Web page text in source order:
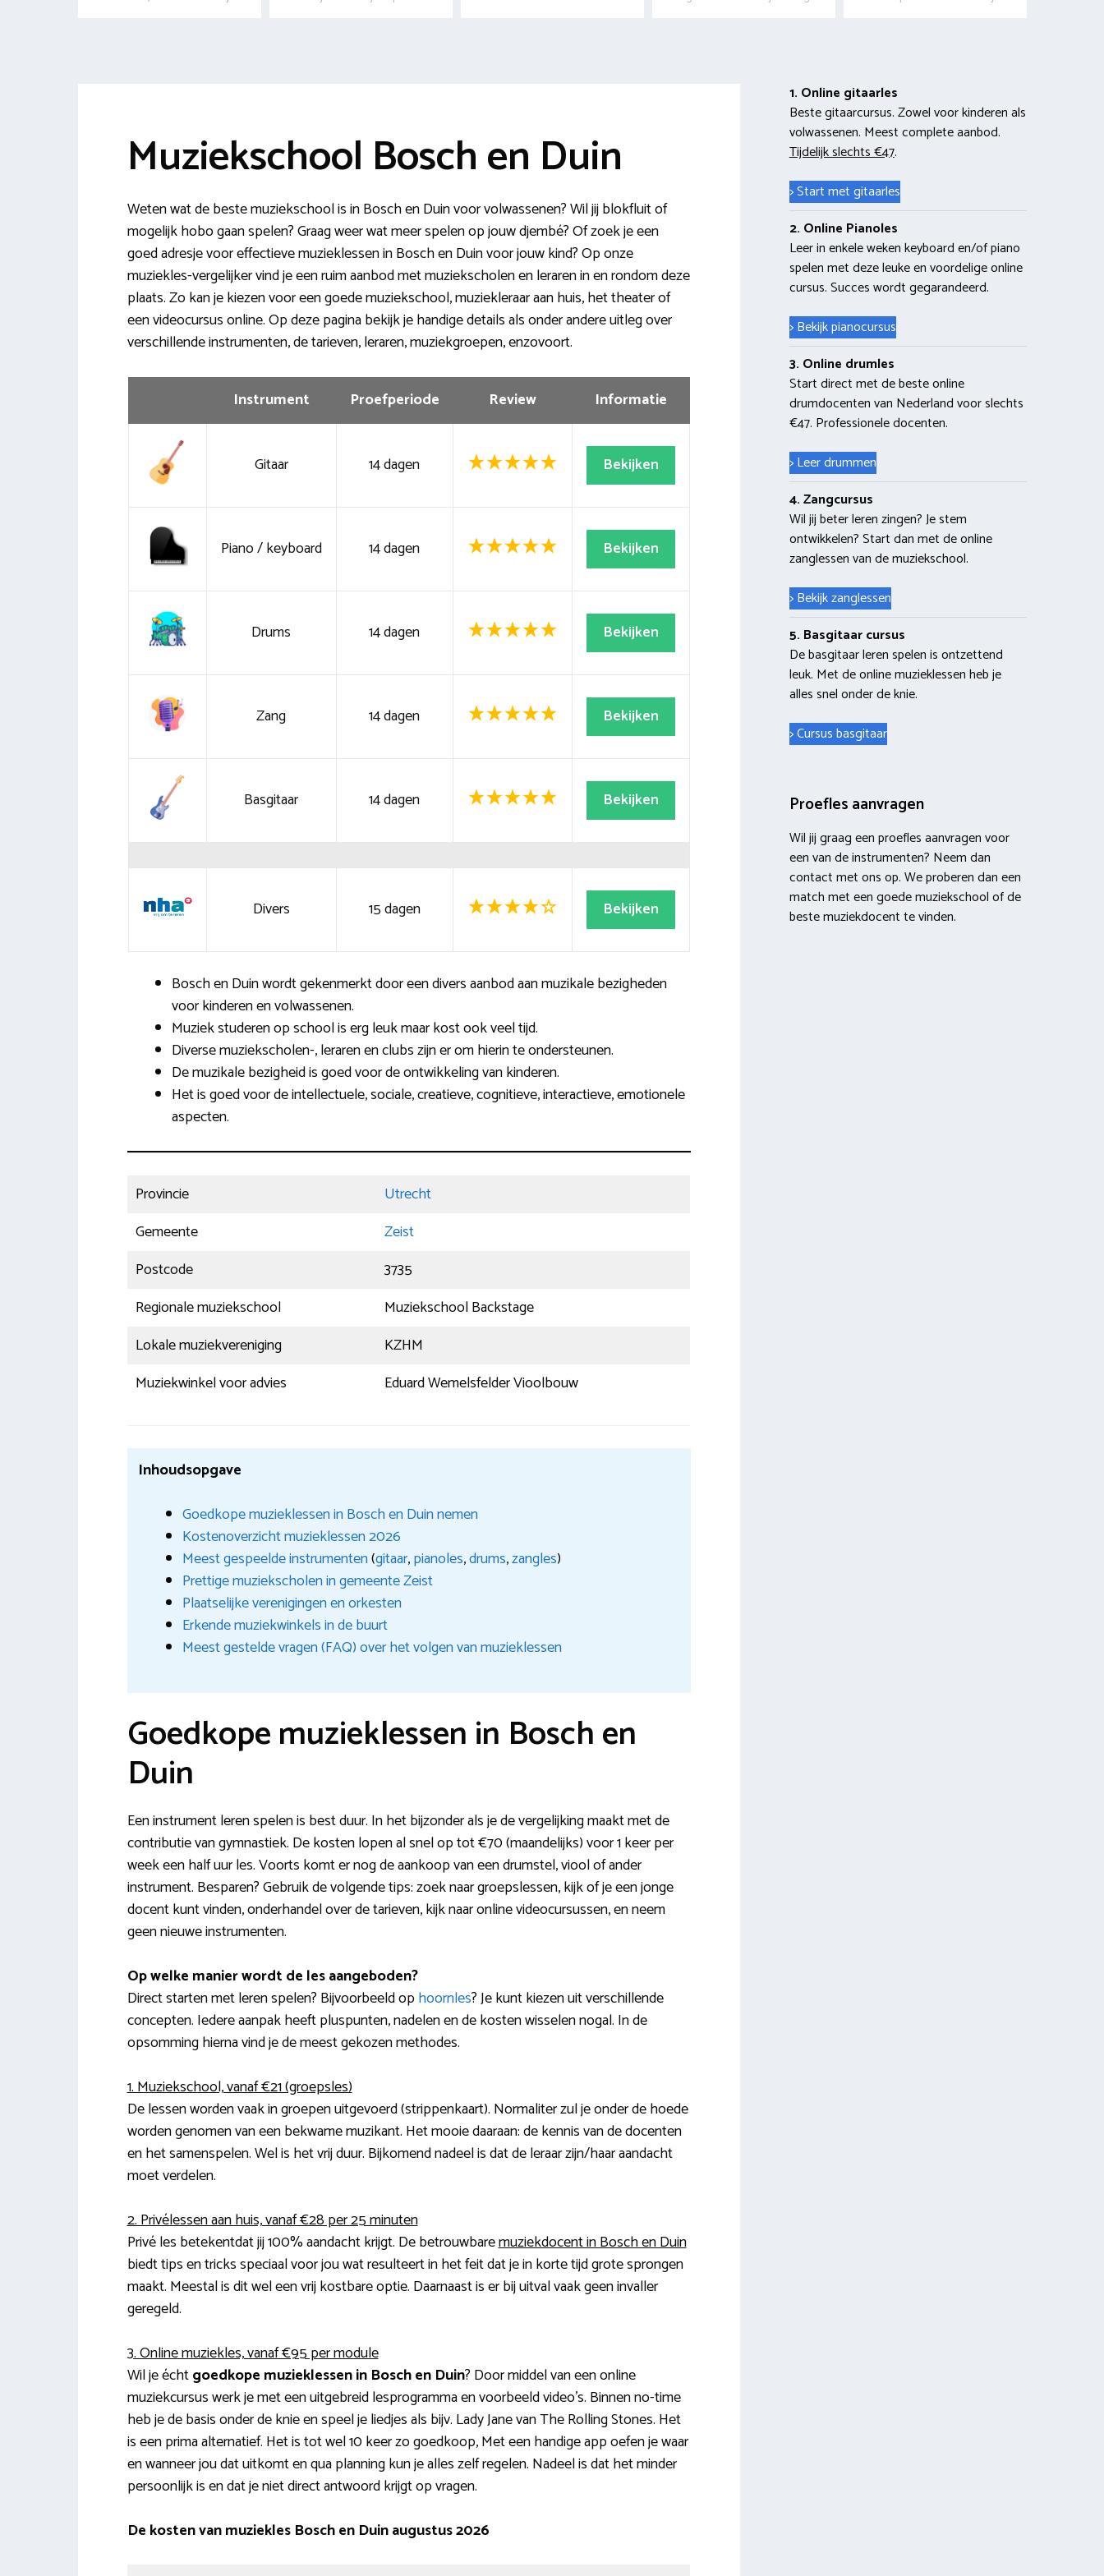
Muziekschool Bosch en Duin
Weten wat de beste muziekschool is in Bosch en Duin voor volwassenen? Wil jij blokfluit of
mogelijk hobo gaan spelen? Graag weer wat meer spelen op jouw djembé? Of zoek je een
goed adresje voor effectieve muzieklessen in Bosch en Duin voor jouw kind? Op onze
muziekles-vergelijker vind je een ruim aanbod met muziekscholen en leraren in en rondom deze
plaats. Zo kan je kiezen voor een goede muziekschool, muziekleraar aan huis, het theater of
een videocursus online. Op deze pagina bekijk je handige details als onder andere uitleg over
verschillende instrumenten, de tarieven, leraren, muziekgroepen, enzovoort.
Instrument Proefperiode Review Informatie
Gitaar 14 dagen Bekijken
Piano / keyboard 14 dagen Bekijken
Drums 14 dagen Bekijken
Zang 14 dagen Bekijken
Basgitaar 14 dagen Bekijken
Divers 15 dagen Bekijken
Bosch en Duin wordt gekenmerkt door een divers aanbod aan muzikale bezigheden
voor kinderen en volwassenen.
Muziek studeren op school is erg leuk maar kost ook veel tijd.
Diverse muziekscholen-, leraren en clubs zijn er om hierin te ondersteunen.
De muzikale bezigheid is goed voor de ontwikkeling van kinderen.
Het is goed voor de intellectuele, sociale, creatieve, cognitieve, interactieve, emotionele
aspecten.
Provincie
Utrecht
Gemeente
Zeist
Postcode
3735
Regionale muziekschool
Muziekschool Backstage
Lokale muziekvereniging
KZHM
Muziekwinkel voor advies
Eduard Wemelsfelder Vioolbouw
Inhoudsopgave
Goedkope muzieklessen in Bosch en Duin nemen
Kostenoverzicht muzieklessen 2026
Meest gespeelde instrumenten(gitaar,pianoles,drums,zangles)
Prettige muziekscholen in gemeente Zeist
Plaatselijke verenigingen en orkesten
Erkende muziekwinkels in de buurt
Meest gestelde vragen (FAQ) over het volgen van muzieklessen
Goedkope muzieklessen in Bosch en
Duin
Een instrument leren spelen is best duur. In het bijzonder als je de vergelijking maakt met de
contributie van gymnastiek. De kosten lopen al snel op tot €70 (maandelijks) voor 1 keer per
week een half uur les. Voorts komt er nog de aankoop van een drumstel, viool of ander
instrument. Besparen? Gebruik de volgende tips: zoek naar groepslessen, kijk of je een jonge
docent kunt vinden, onderhandel over de tarieven, kijk naar online videocursussen, en neem
geen nieuwe instrumenten.
Op welke manier wordt de les aangeboden?
Direct starten met leren spelen? Bijvoorbeeld ophoornles? Je kunt kiezen uit verschillende
concepten. Iedere aanpak heeft pluspunten, nadelen en de kosten wisselen nogal. In de
opsomming hierna vind je de meest gekozen methodes.
1. Muziekschool, vanaf €21 (groepsles)
De lessen worden vaak in groepen uitgevoerd (strippenkaart). Normaliter zul je onder de hoede
worden genomen van een bekwame muzikant. Het mooie daaraan: de kennis van de docenten
en het samenspelen. Wel is het vrij duur. Bijkomend nadeel is dat de leraar zijn/haar aandacht
moet verdelen.
2. Privélessen aan huis, vanaf €28 per 25 minuten
Privé les betekentdat jij 100% aandacht krijgt. De betrouwbaremuziekdocent in Bosch en Duin
biedt tips en tricks speciaal voor jou wat resulteert in het feit dat je in korte tijd grote sprongen
maakt. Meestal is dit wel een vrij kostbare optie. Daarnaast is er bij uitval vaak geen invaller
geregeld.
3. Online muziekles, vanaf €95 per module
Wil je échtgoedkope muzieklessen in Bosch en Duin? Door middel van een online
muziekcursus werk je met een uitgebreid lesprogramma en voorbeeld video’s. Binnen no-time
heb je de basis onder de knie en speel je liedjes als bijv. Lady Jane van The Rolling Stones. Het
is een prima alternatief. Het is tot wel 10 keer zo goedkoop, Met een handige app oefen je waar
en wanneer jou dat uitkomt en qua planning kun je alles zelf regelen. Nadeel is dat het minder
persoonlijk is en dat je niet direct antwoord krijgt op vragen.
De kosten van muziekles Bosch en Duin augustus 2026
1. Online gitaarles
Beste gitaarcursus. Zowel voor kinderen als
volwassenen. Meest complete aanbod.
Tijdelijk slechts €47.
> Start met gitaarles
2. Online Pianoles
Leer in enkele weken keyboard en/of piano
spelen met deze leuke en voordelige online
cursus. Succes wordt gegarandeerd.
> Bekijk pianocursus
3. Online drumles
Start direct met de beste online
drumdocenten van Nederland voor slechts
€47. Professionele docenten.
> Leer drummen
4. Zangcursus
Wil jij beter leren zingen? Je stem
ontwikkelen? Start dan met de online
zanglessen van de muziekschool.
> Bekijk zanglessen
5. Basgitaar cursus
De basgitaar leren spelen is ontzettend
leuk. Met de online muzieklessen heb je
alles snel onder de knie.
> Cursus basgitaar
Proefles aanvragen
Wil jij graag een proefles aanvragen voor
een van de instrumenten? Neem dan
contact met ons op. We proberen dan een
match met een goede muziekschool of de
beste muziekdocent te vinden.